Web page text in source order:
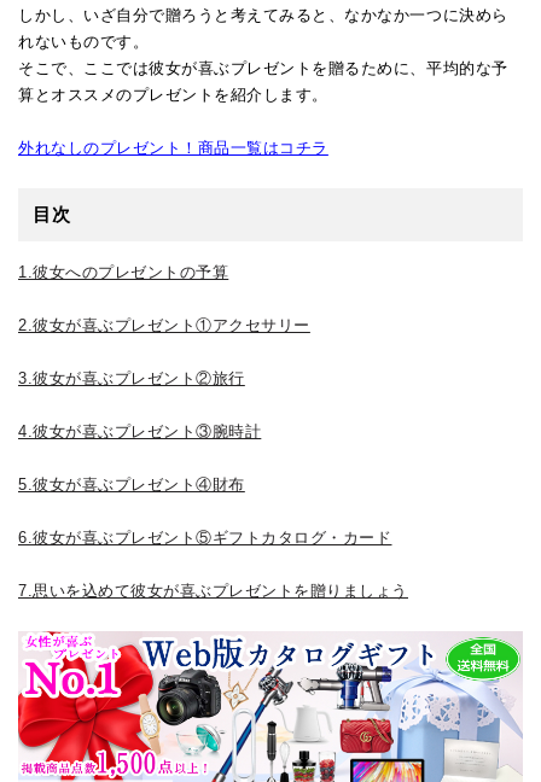
しかし、いざ自分で贈ろうと考えてみると、なかなか一つに決めら
れないものです。
そこで、ここでは彼女が喜ぶプレゼントを贈るために、平均的な予
算とオススメのプレゼントを紹介します。
外れなしのプレゼント！商品一覧はコチラ
目次
1.彼女へのプレゼントの予算
2.彼女が喜ぶプレゼント①アクセサリー
3.彼女が喜ぶプレゼント②旅行
4.彼女が喜ぶプレゼント③腕時計
5.彼女が喜ぶプレゼント④財布
6.彼女が喜ぶプレゼント⑤ギフトカタログ・カード
7.思いを込めて彼女が喜ぶプレゼントを贈りましょう